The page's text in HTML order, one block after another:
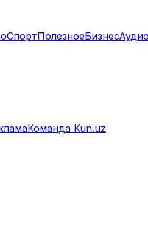
СпортПолезноеБизнес
Команда Kun.uz